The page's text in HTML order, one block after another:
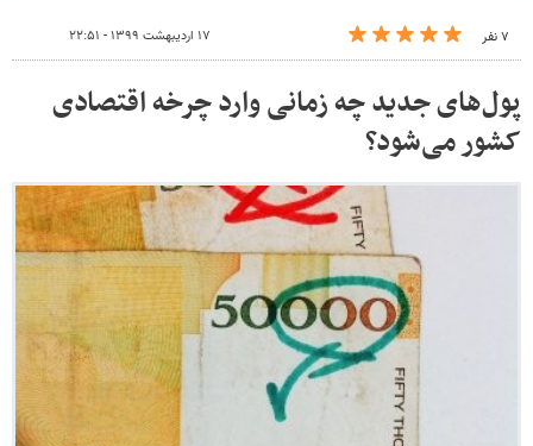
۷ نفر ۱۷ اردیبهشت ۱۳۹۹ - ۲۲:۵۱
پول‌های جدید چه زمانی وارد چرخه اقتصادی
کشور می‌شود؟